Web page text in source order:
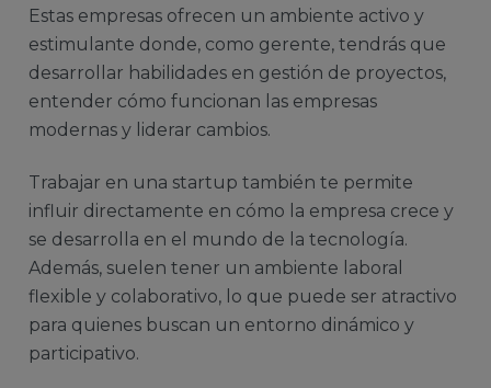
Estas empresas ofrecen un ambiente activo y
estimulante donde, como gerente, tendrás que
desarrollar habilidades en gestión de proyectos,
entender cómo funcionan las empresas
modernas y liderar cambios.
Trabajar en una startup también te permite
influir directamente en cómo la empresa crece y
se desarrolla en el mundo de la tecnología.
Además, suelen tener un ambiente laboral
flexible y colaborativo, lo que puede ser atractivo
para quienes buscan un entorno dinámico y
participativo.